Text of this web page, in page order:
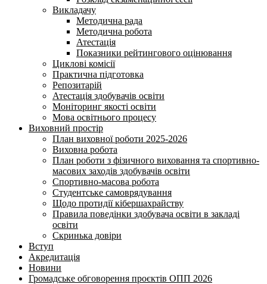
Викладачу
Методична рада
Методична робота
Атестація
Показники рейтингового оцінювання
Циклові комісії
Практична підготовка
Репозитарій
Атестація здобувачів освіти
Моніторинг якості освіти
Мова освітнього процесу
Виховний простір
План виховної роботи 2025-2026
Виховна робота
План роботи з фізичного виховання та спортивно-
масових заходів здобувачів освіти
Спортивно-масова робота
Студентське самоврядування
Щодо протидії кібершахрайству
Правила поведінки здобувача освіти в закладі
освіти
Скринька довіри
Вступ
Акредитація
Новини
Громадське обговорення проєктів ОПП 2026